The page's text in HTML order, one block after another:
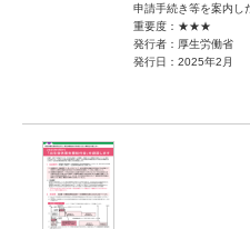
申請手続き等を案内し
重要度：★★★
発行者：厚生労働省
発行日：2025年2月